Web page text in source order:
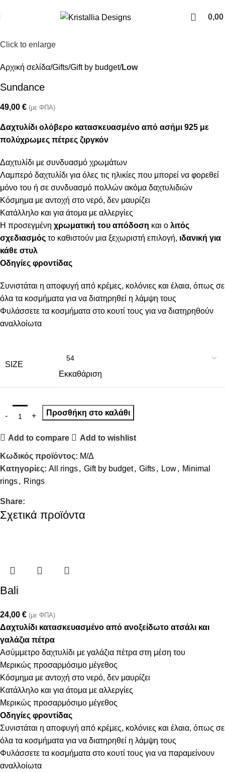
0,00
Click to enlarge
Αρχική σελίδα Gifts Gift by budget Low
Sundance
49,00 € (με ΦΠΑ)
Δαχτυλίδι ολόβερο κατασκευασμένο από ασήμι 925 με
πολύχρωμες πέτρες ζιργκόν
Δαχτυλίδι με συνδυασμό χρωμάτων
Λαμπερό δαχτυλίδι για όλες τις ηλικίες που μπορεί να φορεθεί
μόνο του ή σε συνδυασμό πολλών ακόμα δαχτυλιδιών
Κόσμημα με αντοχή στο νερό, δεν μαυρίζει
Κατάλληλο και για άτομα με αλλεργίες
Η προσεγμένη χρωματική του απόδοση και ο λιτός
σχεδιασμός το καθιστούν μια ξεχωριστή επιλογή, ιδανική για
κάθε στυλ
Οδηγίες φροντίδας
Συνιστάται η αποφυγή από κρέμες, κολόνιες και έλαια, όπως σε
όλα τα κοσμήματα για να διατηρηθεί η λάμψη τους
Φυλάσσετε τα κοσμήματα στο κουτί τους για να διατηρηθούν
αναλλοίωτα
SIZE
Εκκαθάριση
Προσθήκη στο καλάθι
Add to compare Add to wishlist
Κωδικός προϊόντος: Μ/Δ
Κατηγορίες: All rings, Gift by budget, Gifts, Low, Minimal
rings, Rings
Share:
Σχετικά προϊόντα
Bali
24,00 € (με ΦΠΑ)
Δαχτυλίδι κατασκευασμένο από ανοξείδωτο ατσάλι και
γαλάζια πέτρα
Ασύμμετρο δαχτυλίδι με γαλάζια πέτρα στη μέση του
Μερικώς προσαρμόσιμο μέγεθος
Κόσμημα με αντοχή στο νερό, δεν μαυρίζει
Κατάλληλο και για άτομα με αλλεργίες
Μερικώς προσαρμόσιμο μέγεθος
Οδηγίες φροντίδας
Συνιστάται η αποφυγή από κρέμες, κολόνιες και έλαια, όπως σε
όλα τα κοσμήματα για να διατηρηθεί η λάμψη τους
Φυλάσσετε τα κοσμήματα στο κουτί τους για να παραμείνουν
αναλλοίωτα